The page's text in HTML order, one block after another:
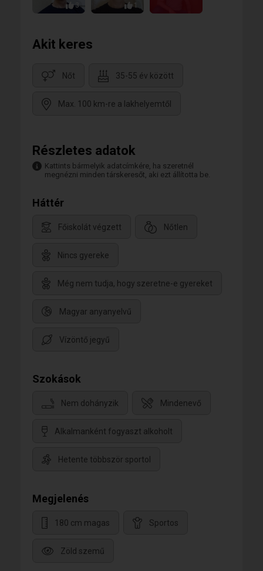
3 1
Akit keres
Nőt 35-55 év között
Max. 100 km-re a lakhelyemtől
Részletes adatok
Kattints bármelyik adatcímkére, ha szeretnél
megnézni minden társkeresőt, aki ezt állította be.
Háttér
Főiskolát végzett Nőtlen
Nincs gyereke
Még nem tudja, hogy szeretne-e gyereket
Magyar anyanyelvű
Vízöntő jegyű
Szokások
Nem dohányzik Mindenevő
Alkalmanként fogyaszt alkoholt
Hetente többször sportol
Megjelenés
180 cm magas Sportos
Zöld szemű